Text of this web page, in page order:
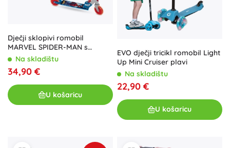
Dječji sklopivi romobil
MARVEL SPIDER-MAN s
podesivom upravljačkom
Na skladištu
34,90 €
U košaricu
EVO dječji tricikl romobil Light
Up Mini Cruiser plavi
Na skladištu
22,90 €
U košaricu